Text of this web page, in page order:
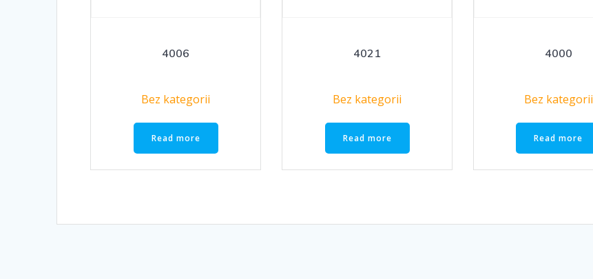
4006
Bez kategorii
Read more
4021
Bez kategorii
Read more
4000
Bez kategorii
Read more